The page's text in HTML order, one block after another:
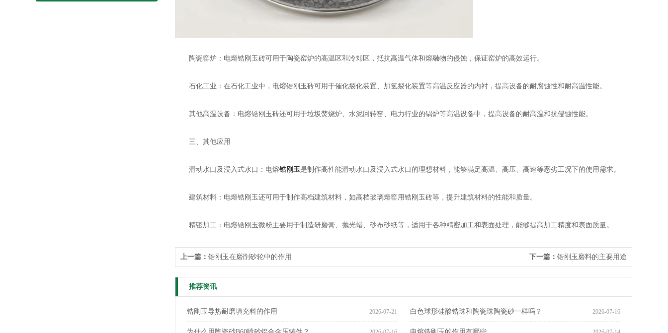
陶瓷窑炉：电熔锆刚玉砖可用于陶瓷窑炉的高温区和冷却区，抵抗高温气体和熔融物的侵蚀，保证窑炉的高效运行。
石化工业：在石化工业中，电熔锆刚玉砖可用于催化裂化装置、加氢裂化装置等高温反应器的内衬，提高设备的耐腐蚀性和耐高温性能。
其他高温设备：电熔锆刚玉砖还可用于垃圾焚烧炉、水泥回转窑、电力行业的锅炉等高温设备中，提高设备的耐高温和抗侵蚀性能。
三、其他应用
滑动水口及浸入式水口：电熔锆刚玉是制作高性能滑动水口及浸入式水口的理想材料，能够满足高温、高压、高速等恶劣工况下的使用需求。
建筑材料：电熔锆刚玉还可用于制作高档建筑材料，如高档玻璃熔窑用锆刚玉砖等，提升建筑材料的性能和质量。
精密加工：电熔锆刚玉微粉主要用于制造研磨膏、抛光蜡、砂布砂纸等，适用于各种精密加工和表面处理，能够提高加工精度和表面质量。
上一篇： 锆刚玉在磨削砂轮中的作用 下一篇： 锆刚玉磨料的主要用途
推荐资讯
2026-07-21
锆刚玉导热耐磨填充料的作用 2026-07-16
白色球形硅酸锆珠和陶瓷珠陶瓷砂一样吗？